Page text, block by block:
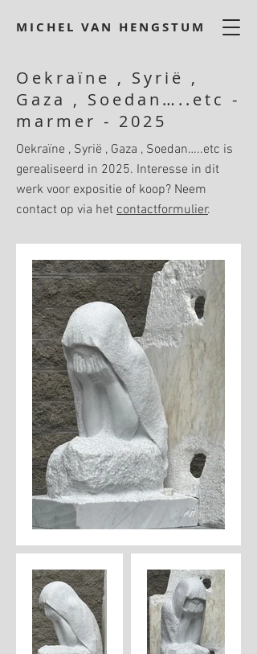
MICHEL VAN HENGSTUM
Oekraïne , Syrië ,
Gaza , Soedan…..etc -
marmer - 2025
Oekraïne , Syrië , Gaza , Soedan…..etc is
gerealiseerd in 2025. Interesse in dit
werk voor expositie of koop? Neem
contact op via het contactformulier.